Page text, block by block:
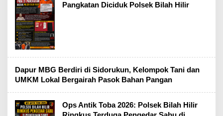
Pangkatan Diciduk Polsek Bilah Hilir
Dapur MBG Berdiri di Sidorukun, Kelompok Tani dan
UMKM Lokal Bergairah Pasok Bahan Pangan
Ops Antik Toba 2026: Polsek Bilah Hilir